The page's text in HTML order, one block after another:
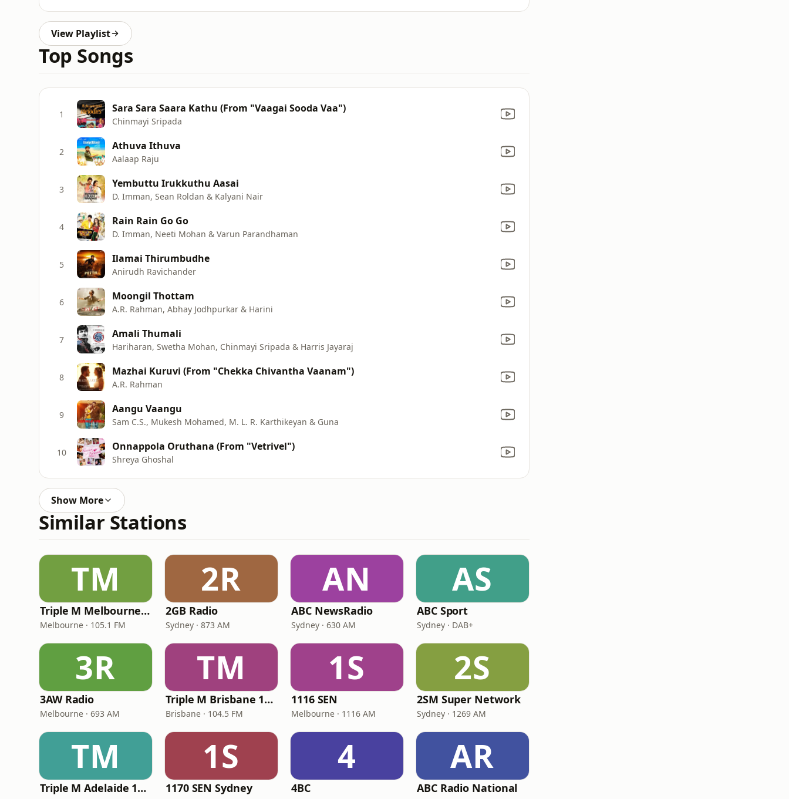
View Playlist
Top Songs
1 Sara Sara Saara Kathu (From "Vaagai Sooda Vaa")
Chinmayi Sripada
2 Athuva Ithuva
Aalaap Raju
3 Yembuttu Irukkuthu Aasai
D. Imman, Sean Roldan & Kalyani Nair
4 Rain Rain Go Go
D. Imman, Neeti Mohan & Varun Parandhaman
5 Ilamai Thirumbudhe
Anirudh Ravichander
6 Moongil Thottam
A.R. Rahman, Abhay Jodhpurkar & Harini
7 Amali Thumali
Hariharan, Swetha Mohan, Chinmayi Sripada & Harris Jayaraj
8 Mazhai Kuruvi (From "Chekka Chivantha Vaanam")
A.R. Rahman
9 Aangu Vaangu
Sam C.S., Mukesh Mohamed, M. L. R. Karthikeyan & Guna
10 Onnappola Oruthana (From "Vetrivel")
Shreya Ghoshal
Show More
Similar Stations
TM
Triple M Melbourne 105.1
Melbourne · 105.1 FM
2R
2GB Radio
Sydney · 873 AM
AN
ABC NewsRadio
Sydney · 630 AM
AS
ABC Sport
Sydney · DAB+
3R
3AW Radio
Melbourne · 693 AM
TM
Triple M Brisbane 104.5
Brisbane · 104.5 FM
1S
1116 SEN
Melbourne · 1116 AM
2S
2SM Super Network
Sydney · 1269 AM
TM
Triple M Adelaide 104.7
1S
1170 SEN Sydney
4
4BC
AR
ABC Radio National